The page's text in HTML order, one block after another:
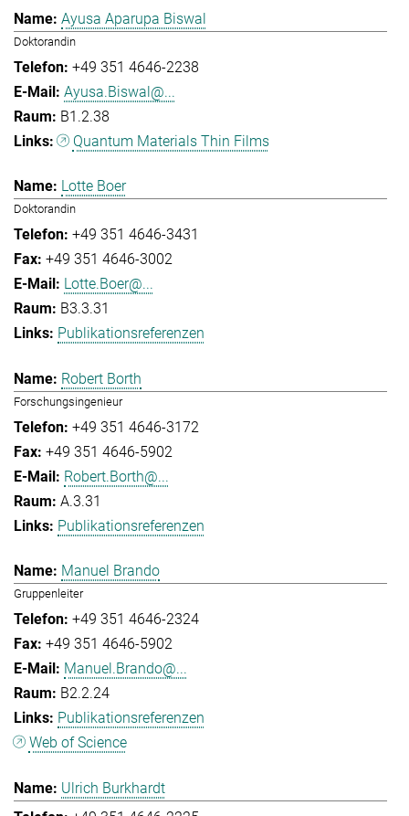
Ayusa Aparupa Biswal
Doktorandin
+49 351 4646-2238
Ayusa.Biswal@...
B1.2.38
Quantum Materials Thin Films
Lotte Boer
Doktorandin
+49 351 4646-3431
+49 351 4646-3002
Lotte.Boer@...
B3.3.31
Publikationsreferenzen
Robert Borth
Forschungsingenieur
+49 351 4646-3172
+49 351 4646-5902
Robert.Borth@...
A.3.31
Publikationsreferenzen
Manuel Brando
Gruppenleiter
+49 351 4646-2324
+49 351 4646-5902
Manuel.Brando@...
B2.2.24
Publikationsreferenzen
Web of Science
Ulrich Burkhardt